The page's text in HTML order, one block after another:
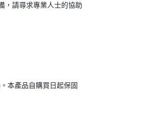
，請尋求專業人士的協助
本產品自購買日起保固